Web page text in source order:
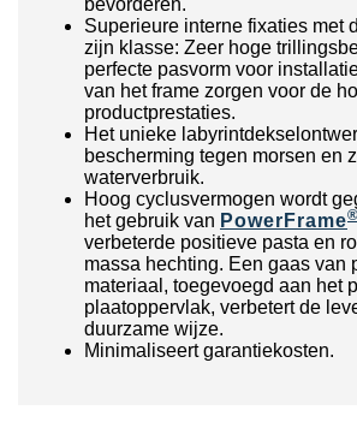
Superieure interne fixaties met
zijn klasse: Zeer hoge
perfecte pasvorm voor
van het frame zorgen voor de
productprestaties.
Het unieke
bescherming tegen morsen en
waterverbruik.
Hoog cyclusvermogen wordt
het gebruik van PowerFrame
verbeterde positieve pasta en
massa hechting. Een gaas van
materiaal, toegevoegd aan het
plaatoppervlak, verbetert de
duurzame wijze.
Minimaliseert garantiekosten.